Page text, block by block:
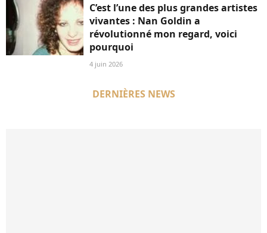
C’est l’une des plus grandes artistes
vivantes : Nan Goldin a
révolutionné mon regard, voici
pourquoi
4 juin 2026
DERNIÈRES NEWS